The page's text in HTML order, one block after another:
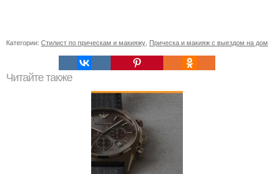
Категории: Стилист по прическам и макияжу Прическа и макияж с выездом на дом
Читайте также